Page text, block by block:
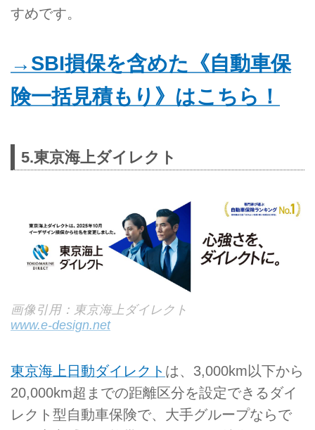
すめです。
→SBI損保を含めた《自動車保
険一括見積もり》はこちら！
5.東京海上ダイレクト
画像引用：東京海上ダイレクト
www.e-design.net
東京海上日動ダイレクト は、3,000km以下から
20,000km超までの距離区分を設定できるダイ
レクト型自動車保険で、大手グループならで